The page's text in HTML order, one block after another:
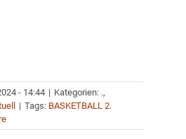
- 14:44 | Kategorien: .,
| Tags: BASKETBALL 2.